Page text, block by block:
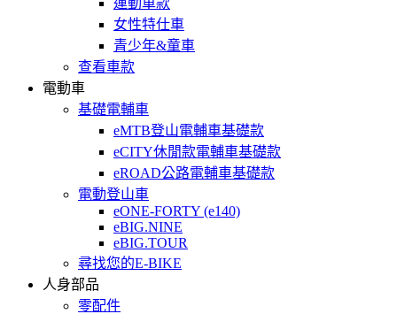
運動車款
女性特仕車
青少年&童車
查看車款
電動車
基礎電輔車
eMTB登山電輔車基礎款
eCITY休閒款電輔車基礎款
eROAD公路電輔車基礎款
電動登山車
eONE-FORTY (e140)
eBIG.NINE
eBIG.TOUR
尋找您的E-BIKE
人身部品
零配件